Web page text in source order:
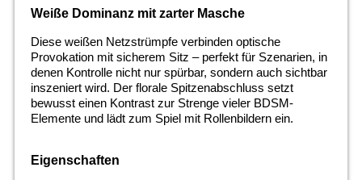
Weiße Dominanz mit zarter Masche
Diese weißen Netzstrümpfe verbinden optische
Provokation mit sicherem Sitz – perfekt für Szenarien, in
denen Kontrolle nicht nur spürbar, sondern auch sichtbar
inszeniert wird. Der florale Spitzenabschluss setzt
bewusst einen Kontrast zur Strenge vieler BDSM-
Elemente und lädt zum Spiel mit Rollenbildern ein.
Eigenschaften